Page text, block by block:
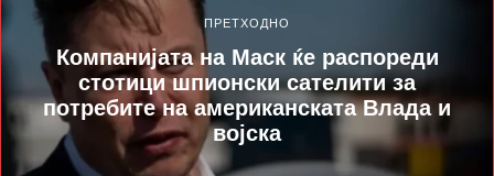
ПРЕТХОДНО
Компанијата на Маск ќе распореди
стотици шпионски сателити за
потребите на американската Влада и
војска